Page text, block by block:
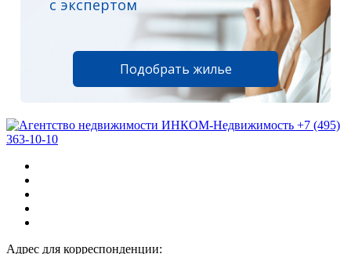
с экспертом
Подобрать жилье
+7 (495)
363-10-10
Адрес для корреспонденции: